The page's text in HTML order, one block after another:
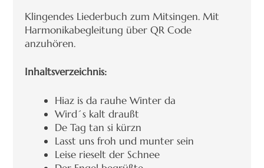
Klingendes Liederbuch zum Mitsingen. Mit
Harmonikabegleitung über QR Code
anzuhören.
Inhaltsverzeichnis:
Hiaz is da rauhe Winter da
Wird´s kalt draußt
De Tag tan si kürzn
Lasst uns froh und munter sein
Leise rieselt der Schnee